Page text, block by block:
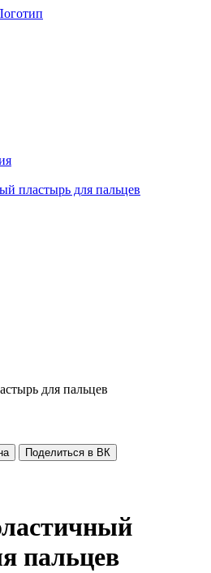
пластырь для пальцев
для пальцев
Поделиться в ВК
пальцев